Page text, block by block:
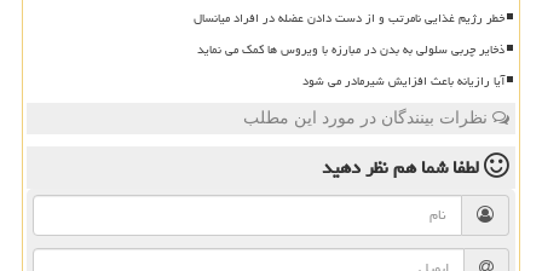
خطر رژیم غذایی نامرتب و از دست دادن عضله در افراد میانسال
ذخایر چربی سلولی به بدن در مبارزه با ویروس ها کمک می نماید
آیا رازیانه باعث افزایش شیرمادر می شود
نظرات بینندگان در مورد این مطلب
لطفا شما همنظر دهید